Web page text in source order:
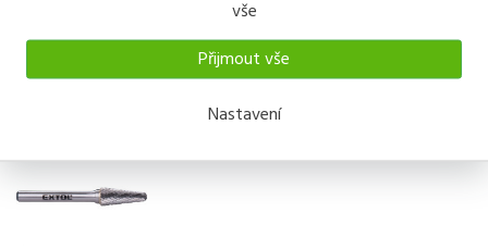
vše
Přijmout vše
Nastavení
s DPH
Koupit
Detail